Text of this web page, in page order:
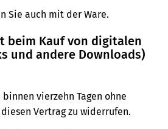
Sie auch mit der Ware.
beim Kauf von digitalen
und andere Downloads)
vierzehn Tagen ohne
Vertrag zu widerrufen.